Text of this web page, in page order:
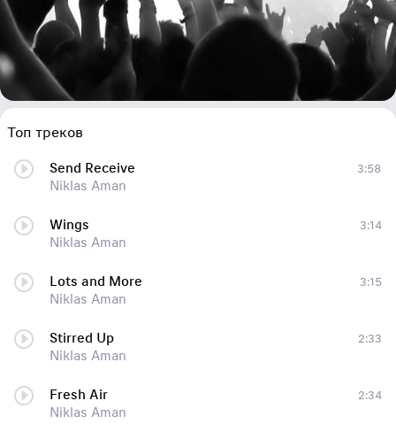
Топ треков
Send Receive
Niklas Aman
3:58
Wings
Niklas Aman
3:14
Lots and More
Niklas Aman
3:15
Stirred Up
Niklas Aman
2:33
Fresh Air
Niklas Aman
2:34